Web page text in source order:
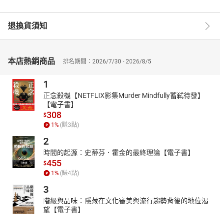
退換貨須知
本店熱銷商品 排名期間：2026/7/30 - 2026/8/5
1
正念殺機【NETFLIX影集Murder Mindfully蓄弒待發】
【電子書】
$308
1% (賺3點)
2
時間的起源：史蒂芬．霍金的最終理論【電子書】
$455
1% (賺4點)
3
階級與品味：隱藏在文化審美與流行趨勢背後的地位渴
望【電子書】